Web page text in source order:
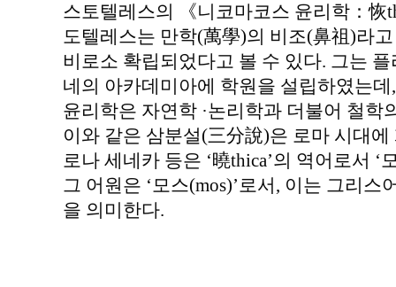
스토텔레스의 《니코마코스 윤리학：恢
도텔레스는 만학(萬學)의 비조(鼻祖)라
비로소 확립되었다고 볼 수 있다. 그는
네의 아카데미아에 학원을 설립하였는
윤리학은 자연학 ·논리학과 더불어 철학
이와 같은 삼분설(三分說)은 로마 시대
로나 세네카 등은 ‘曉thica’의 역어로서 ‘
그 어원은 ‘모스(mos)’로서, 이는 그리스
을 의미한다.